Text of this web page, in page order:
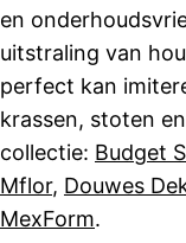
en
uitstraling van
perfect kan
krassen, stoten
collectie: Budget
Mflor, Douwes
MexForm.